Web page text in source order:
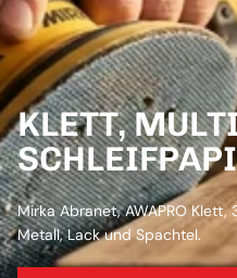
KLETT,
Mirka Abranet, AWAPRO Klett,
Metall, Lack und Spachtel.